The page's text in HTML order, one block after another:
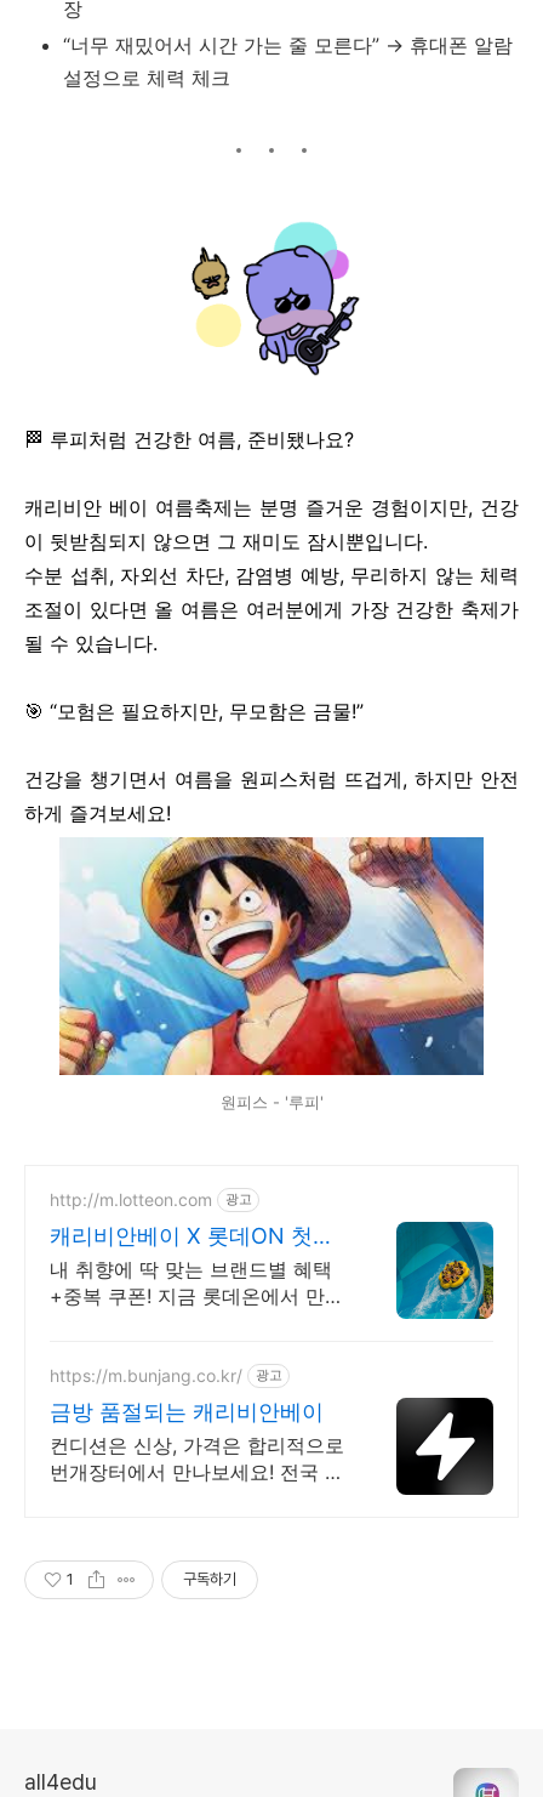
장
“너무 재밌어서 시간 가는 줄 모른다” → 휴대폰 알람
설정으로 체력 체크
🏁 루피처럼 건강한 여름, 준비됐나요?
캐리비안 베이 여름축제는 분명 즐거운 경험이지만, 건강
이 뒷받침되지 않으면 그 재미도 잠시뿐입니다.
수분 섭취, 자외선 차단, 감염병 예방, 무리하지 않는 체력
조절이 있다면 올 여름은 여러분에게 가장 건강한 축제가
될 수 있습니다.
🎯 “모험은 필요하지만, 무모함은 금물!”
건강을 챙기면서 여름을 원피스처럼 뜨겁게, 하지만 안전
하게 즐겨보세요!
원피스 - '루피'
http://m.lotteon.com 광고
캐리비안베이 X 롯데ON 첫구
매 최대 5천원 혜택!
내 취향에 딱 맞는 브랜드별 혜택
+중복 쿠폰! 지금 롯데온에서 만나
https://m.bunjang.co.kr/ 광고
금방 품절되는 캐리비안베이
컨디션은 신상, 가격은 합리적으로
번개장터에서 만나보세요! 전국 각
1 구독하기
all4edu